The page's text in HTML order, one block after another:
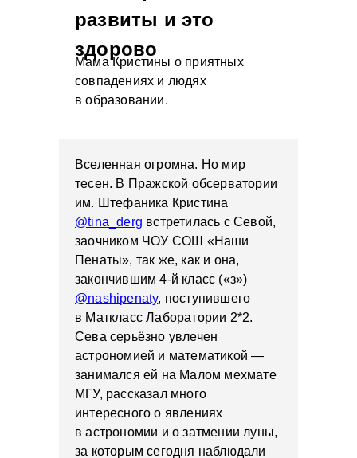
развиты и это
здорово
Мама Кристины о приятных
совпадениях и людях
в образовании.
Вселенная огромна. Но мир
тесен. В Пражской обсерватории
им. Штефаника Кристина
@tina_derg встретилась с Севой,
заочником ЧОУ СОШ «Наши
Пенаты», так же, как и она,
закончившим 4-й класс («з»)
@nashipenaty, поступившего
в Маткласс Лаборатории 2*2.
Сева серьёзно увлечен
астрономией и математикой —
занимался ей на Малом мехмате
МГУ, рассказал много
интересного о явлениях
в астрономии и о затмении луны,
за которым сегодня наблюдали